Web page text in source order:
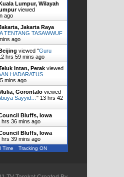
Lumpur, Wilayah
viewed
ago
Jakarta Raya
TENTANG TASAWWUF
ago
viewed "Guru
hrs 59 mins ago
Intan, Perak viewed
HADARATUS
mins ago
Gorontalo viewed
Sayyid… " 13 hrs 42
Bluffs, Iowa
hrs 36 mins ago
Bluffs, Iowa
hrs 39 mins ago
Time Tracking ON